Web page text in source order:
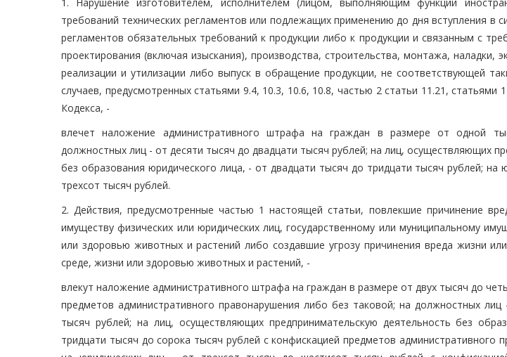
требований технических регламентов или подлежащих применению до дня вступления в
регламентов обязательных требований к продукции либо к продукции и связанным с
проектирования (включая изыскания), производства, строительства, монтажа, наладки,
реализации и утилизации либо выпуск в обращение продукции, не соответствующей
случаев, предусмотренных статьями 9.4, 10.3, 10.6, 10.8, частью 2 статьи 11.21, статьями
Кодекса, -
влечет наложение административного штрафа на граждан в размере от одной
должностных лиц - от десяти тысяч до двадцати тысяч рублей; на лиц, осуществляющих
без образования юридического лица, - от двадцати тысяч до тридцати тысяч рублей; на
трехсот тысяч рублей.
2. Действия, предусмотренные частью 1 настоящей статьи, повлекшие причинение
имуществу физических или юридических лиц, государственному или муниципальному
или здоровью животных и растений либо создавшие угрозу причинения вреда жизни
среде, жизни или здоровью животных и растений, -
влекут наложение административного штрафа на граждан в размере от двух тысяч до
предметов административного правонарушения либо без таковой; на должностных
тысяч рублей; на лиц, осуществляющих предпринимательскую деятельность без
тридцати тысяч до сорока тысяч рублей с конфискацией предметов административного